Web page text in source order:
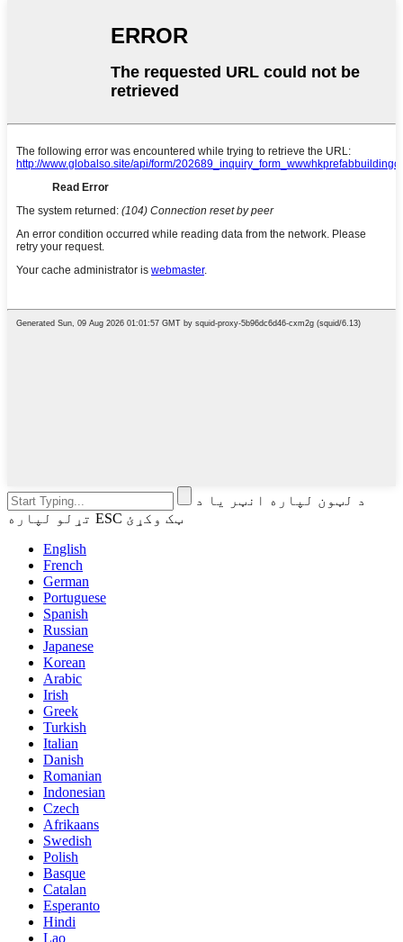
د لټون لپاره انټر یا د
تړلو لپاره ESC ټک وکړئ
English
French
German
Portuguese
Spanish
Russian
Japanese
Korean
Arabic
Irish
Greek
Turkish
Italian
Danish
Romanian
Indonesian
Czech
Afrikaans
Swedish
Polish
Basque
Catalan
Esperanto
Hindi
Lao